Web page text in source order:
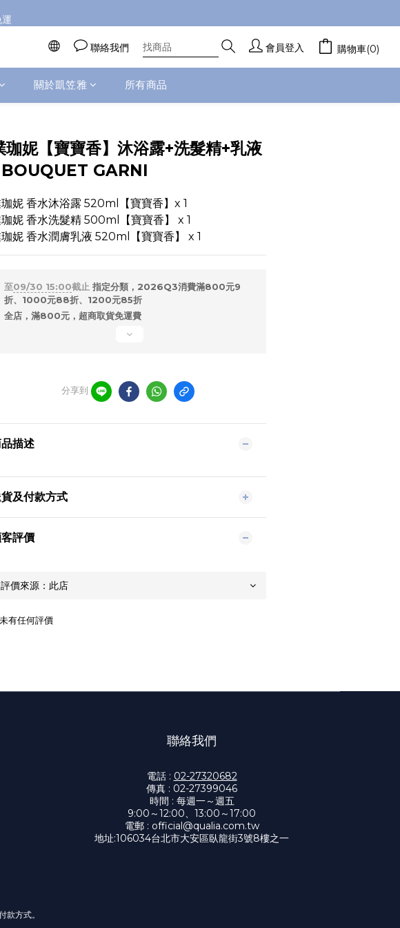
送購物金
聯絡我們 會員登入 購物車(0)
關於凱笠雅 所有商品
珈妮【寶寶香】沐浴露+洗髮精+乳液
GARNI
妮 香水沐浴露 520ml【寶寶香】x 1
妮 香水洗髮精 500ml【寶寶香】 x 1
妮 香水潤膚乳液 520ml【寶寶香】 x 1
至09/30 15:00截止 指定分類，2026Q3消費滿800元9
折、1000元88折、1200元85折
全店，滿800元，超商取貨免運費
分享到
描述
及付款方式
評價
有任何評價
聯絡我們
電話 : 02-27320682
傳真 : 02-27399046
時間 : 每週一～週五
9:00～12:00、13:00～17:00
電郵 : official@qualia.com.tw
地址:106034台北市大安區臥龍街3號8樓之一
款方式。